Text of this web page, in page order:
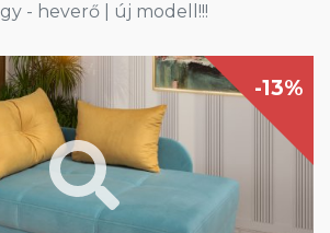
- heverő | új modell!!!
-13%